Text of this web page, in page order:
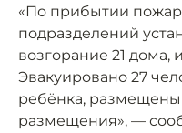
«По прибытии
подразделений
возгорание 21 дома,
Эвакуировано 27
ребёнка,
размещения», —